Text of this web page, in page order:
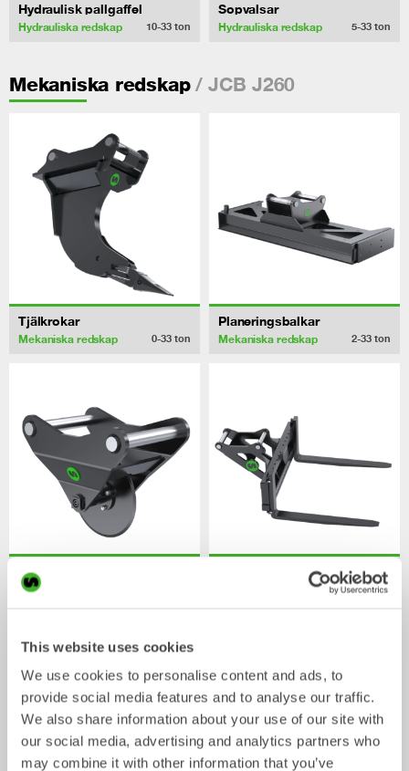
This website uses cookies
We use cookies to personalise content and ads, to
provide social media features and to analyse our traffic.
We also share information about your use of our site with
our social media, advertising and analytics partners who
may combine it with other information that you’ve
Hydraulisk pallgaffel
Hydrauliska redskap 10-33 ton
Sopvalsar
Hydrauliska redskap 5-33 ton
Mekaniska redskap/ JCB J260
Tjälkrokar
Mekaniska redskap 0-33 ton
Planeringsbalkar
Mekaniska redskap 2-33 ton
Asfaltsskärare
Mekaniska redskap Mekaniska redskap 2-33ton
Skopor/ JCB J260